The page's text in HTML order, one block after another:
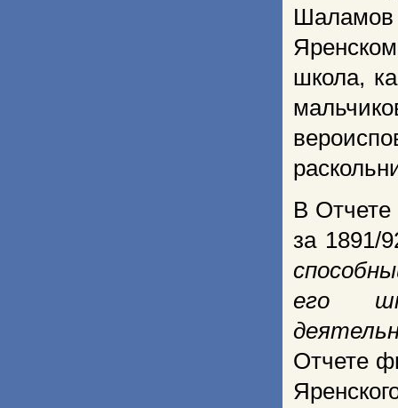
Шаламов
школа,
В Отчете
за 1891/
его
Отчете